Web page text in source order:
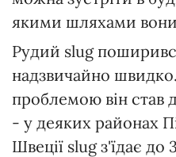
якими шляхами
Рудий slug
надзвичайно
проблемою він став
- у деяких районах
Швеції slug з'їдає